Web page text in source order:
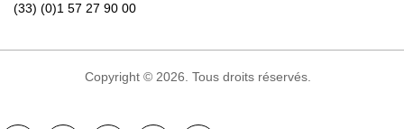
(33) (0)1 57 27 90 00
Copyright © 2026. Tous droits réservés.